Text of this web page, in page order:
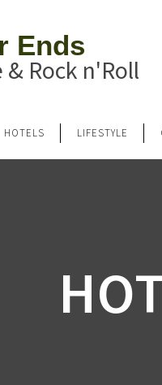
Ends
& Rock n'Roll
HOTELS LIFESTYLE